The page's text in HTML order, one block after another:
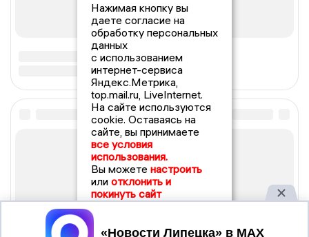
Нажимая кнопку вы
даете согласие на
обработку персональных
данных
с использованием
интернет-сервиса
Яндекс.Метрика,
top.mail.ru, LiveInternet.
На сайте используются
cookie. Оставаясь на
сайте, вы принимаете
все условия
использования.
Вы можете настроить
или отклонить и
покинуть сайт
Принять